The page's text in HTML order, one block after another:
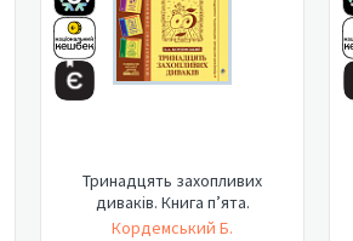
Тринадцять захопливих
диваків. Книга п’ята.
Кордемський Б.